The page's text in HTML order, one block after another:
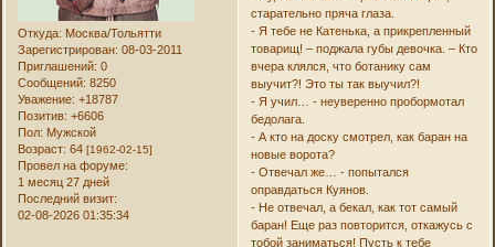
Откуда: Москва/Тольятти
Зарегистрирован: 08-03-2011
Приглашений: 0
Сообщений: 8250
Уважение: +18787
Позитив: +6606
Пол: Мужской
Возраст: 64[1962-02-15]
Провел на форуме:
1 месяц 27 дней
Последний визит:
02-08-2026 01:35:34
старательно пряча глаза.
- Я тебе не Катенька, а прикрепленный
товарищ! – поджала губы девочка. – Кто
вчера клялся, что ботанику сам
выучит?! Это ты так выучил?!
- Я учил… - неуверенно пробормотал
бедолага.
- А кто на доску смотрел, как баран на
новые ворота?
- Отвечал же… - попытался
оправдаться Куянов.
- Не отвечал, а бекал, как тот самый
баран! Еще раз повторится, откажусь с
тобой заниматься! Пусть к тебе